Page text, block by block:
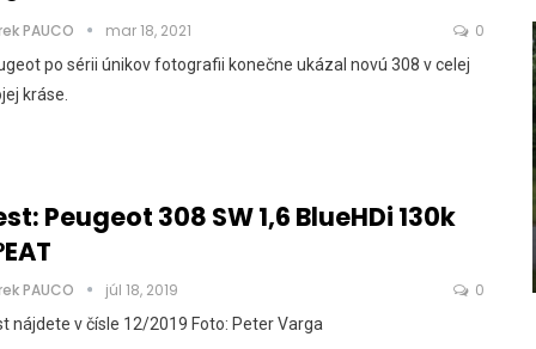
PAUCO mar 18, 2021 0
po sérii únikov fotografii konečne ukázal novú 308 v celej
kráse.
Peugeot 308 SW 1,6 BlueHDi 130k
PAUCO júl 18, 2019 0
nájdete v čísle 12/2019 Foto: Peter Varga
4×4 – Trojitý útok